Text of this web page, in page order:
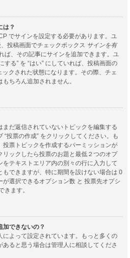
は？
でサインを設定する必要があります。ユ
投稿画面でチェックボックス サインを有
ば、その記事にサインを追加できます。ユ
する” を “はい” にしていれば、投稿画面の
ックされた状態になります。その際、チェ
ちろん追加されません。
だ返信されていないトピックを編集する
投票の作成” をクリックしてください。も
投票トピックを作成するパーミッションが
リックしたら投票のお題と最低２つのオプ
テキストエリア内の別々の行に入力して
もできますが、特に期間を設けない場合は 0
選択できるオプション数 と 投票先オプシ
きます。
加できないの？
よって設定されています。もっと多くの
ると思う場合は管理人に相談してくださ